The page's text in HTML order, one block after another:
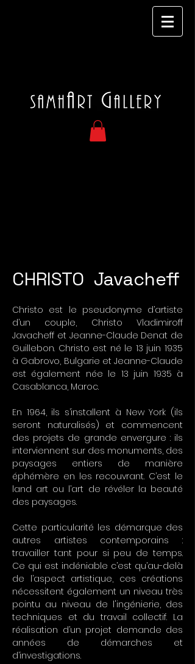
CHRISTO Javacheff
Christo est le pseudonyme d’artiste
d’un couple, Christo Vladimiroff
Javacheff et Jeanne-Claude Denat de
Guillebon. Christo est né le 13 juin 1935
à Gabrovo, Bulgarie et Jeanne-Claude
est également née le 13 juin 1935 à
Casablanca, Maroc.
En 1964, ils s’installent à New York (ils
seront naturalisés) et commencent
des projets de grande envergure : ils
interviennent sur des monuments, des
paysages entiers de manière
éphémère en les recouvrant. C’est le
land art ou l’art de révéler la beauté
des paysages.
Cette particularité les démarque des
autres artistes contemporains :
travailler tant pour si peu de temps.
Ce qui est indéniable c’est qu’au-delà
de l’aspect artistique, ces créations
nécessitent également un niveau très
pointu au niveau de l'ingénierie, des
techniques et du travail collectif. La
réalisation d’un projet demande des
années de démarches et
d’investigations.